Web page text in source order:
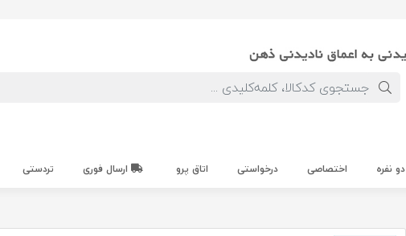
دو نفره اختصاصی درخواستی اتاق پرو ارسال فوری تردستی